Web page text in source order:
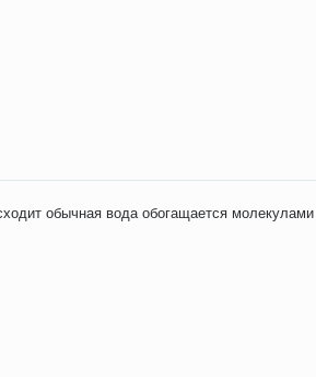
обычная вода обогащается молекулами